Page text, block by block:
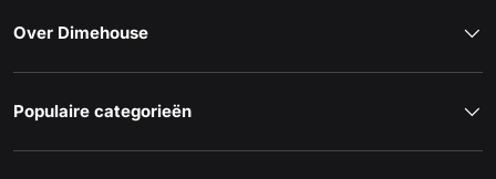
Over Dimehouse
Populaire categorieën